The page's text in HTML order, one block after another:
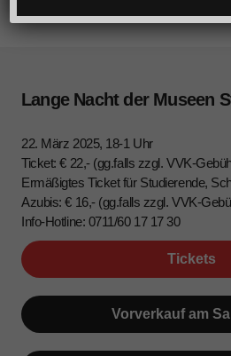
Lange Nacht der Museen
22. März 2025, 18-1 Uhr
Ticket: € 22,- (gg.falls zzgl. VVK-
Ermäßigtes Ticket für Studierende,
Azubis: € 16,- (gg.falls zzgl. VVK-
Info-Hotline: 0711/60 17 17 30
Tickets
Vorverkauf am